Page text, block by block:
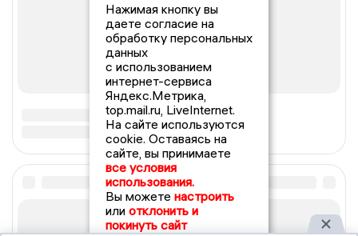
Нажимая кнопку вы
даете согласие на
обработку персональных
данных
с использованием
интернет-сервиса
Яндекс.Метрика,
top.mail.ru, LiveInternet.
На сайте используются
cookie. Оставаясь на
сайте, вы принимаете
все условия
использования.
Вы можете настроить
или отклонить и
покинуть сайт